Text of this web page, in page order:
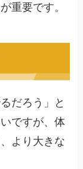
重要です。
だろう」と
ですが、体
より大きな